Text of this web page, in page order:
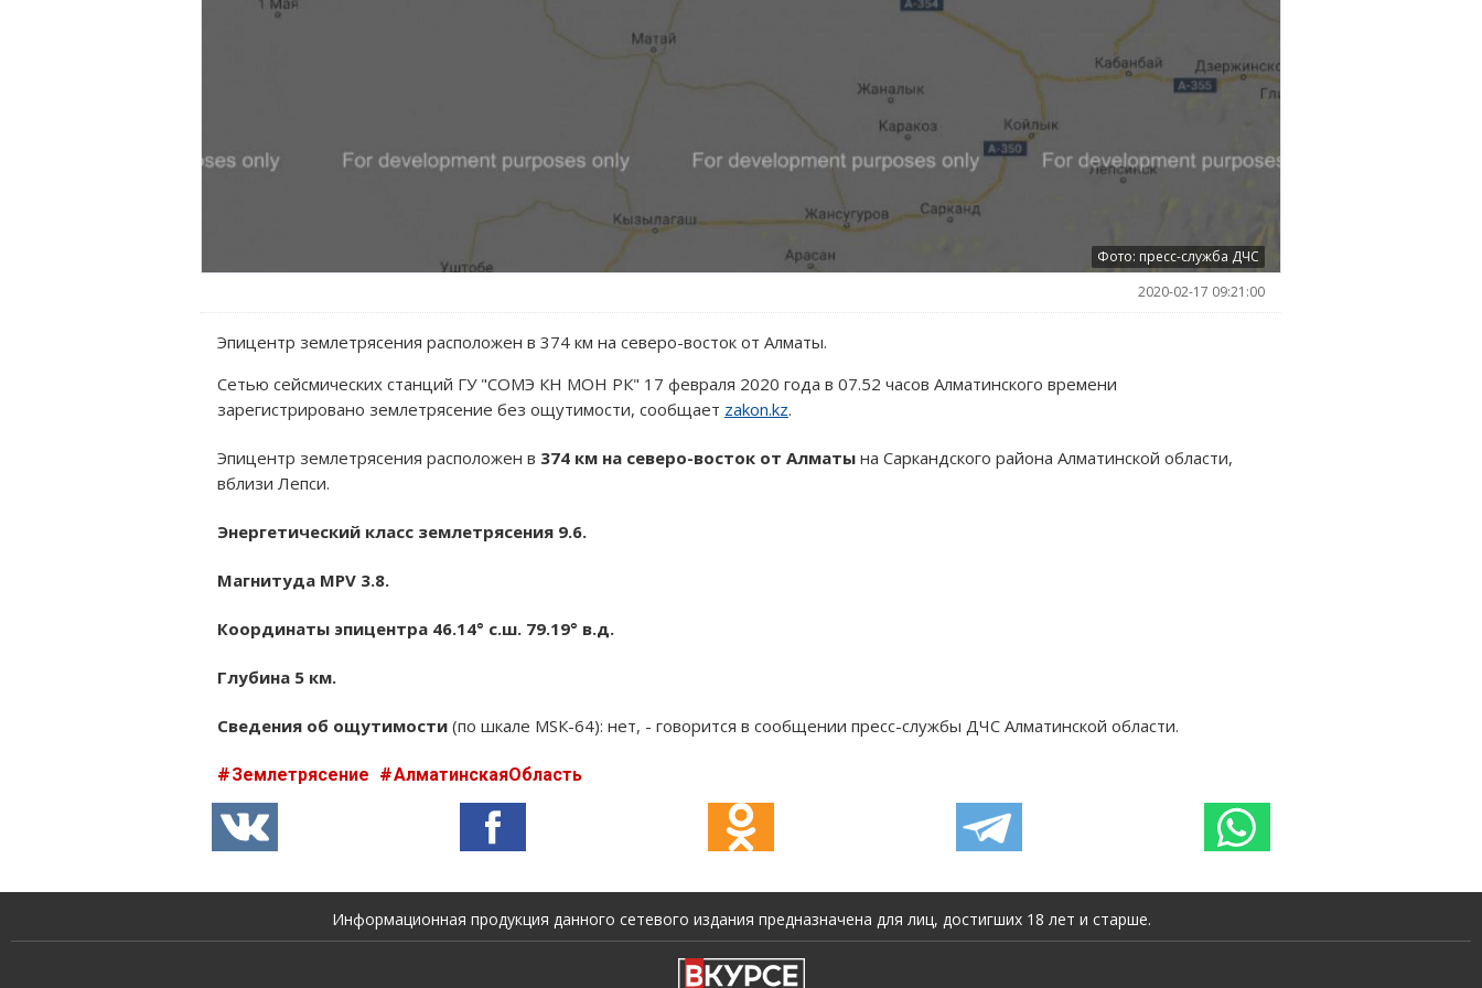
Фото: пресс-служба ДЧС
2020-02-17 09:21:00
Эпицентр землетрясения расположен в 374 км на северо-восток от Алматы.
Сетью сейсмических станций ГУ "СОМЭ КН МОН РК" 17 февраля 2020 года в 07.52 часов Алматинского времени
зарегистрировано землетрясение без ощутимости, сообщает zakon.kz.
Эпицентр землетрясения расположен в 374 км на северо-восток от Алматы на Саркандского района Алматинской области,
вблизи Лепси.
Энергетический класс землетрясения 9.6.
Магнитуда MPV 3.8.
Координаты эпицентра 46.14° с.ш. 79.19° в.д.
Глубина 5 км.
Сведения об ощутимости (по шкале МSК-64): нет, - говорится в сообщении пресс-службы ДЧС Алматинской области.
Землетрясение АлматинскаяОбласть
Информационная продукция данного сетевого издания предназначена для лиц, достигших 18 лет и старше.